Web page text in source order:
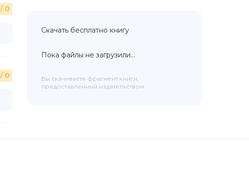
/ 0
/ 0
Скачать бесплатно книгу
Пока файлы не загрузили...
Вы скачиваете фрагмент книги,
предоставленный издательством